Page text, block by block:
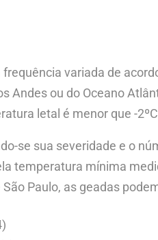
variada de
Andes ou do Oceano
letal é menor que -
se sua severidade e o
temperatura mínima
Paulo, as geadas